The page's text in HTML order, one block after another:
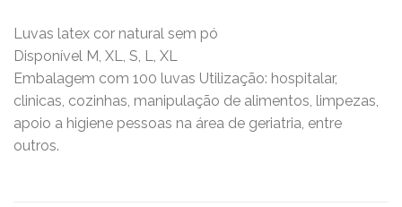
Luvas latex cor natural sem pó
Disponível M, XL, S, L, XL
Embalagem com 100 luvas Utilização: hospitalar,
clinicas, cozinhas, manipulação de alimentos, limpezas,
apoio a higiene pessoas na área de geriatria, entre
outros.